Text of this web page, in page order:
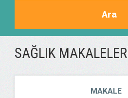
Ara
SAĞLIK
MAKALE